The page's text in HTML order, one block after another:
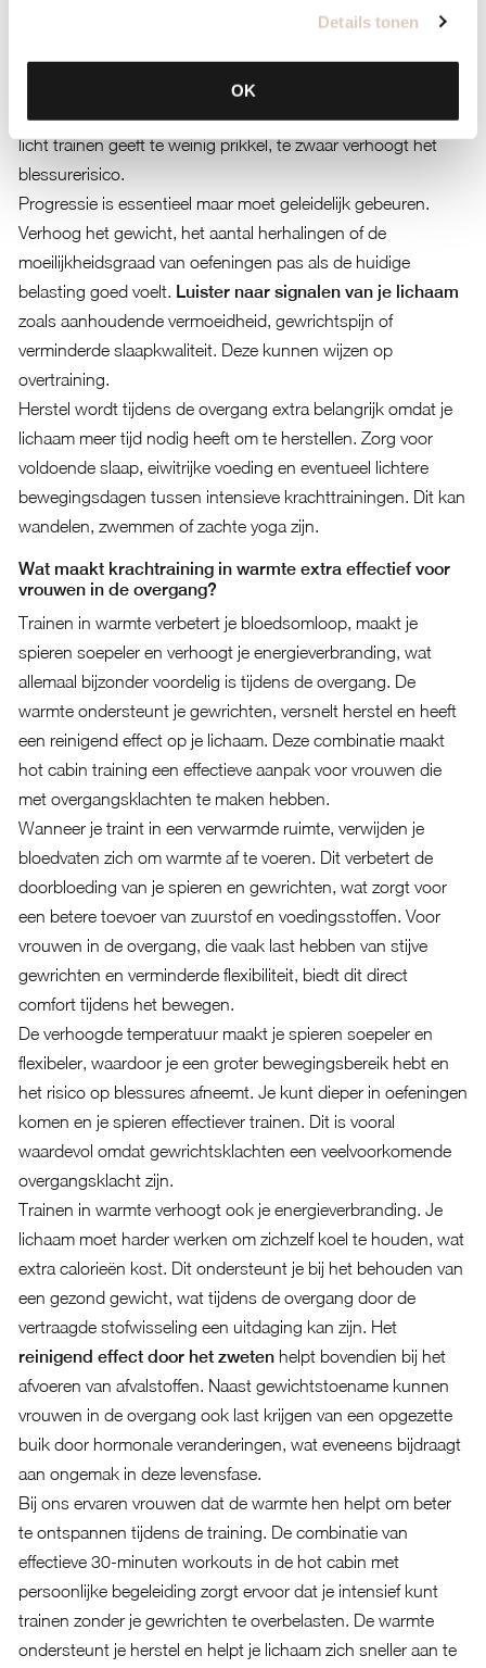
Details tonen
OK
laatste paar herhalingen zwaar aanvoelen, maar waarbij je
nog steeds de goede techniek kunt behouden. Dit betekent
meestal werken met gewichten waarmee je 8 tot 12
herhalingen kunt doen voordat je spieren vermoeid raken. Te
licht trainen geeft te weinig prikkel, te zwaar verhoogt het
blessurerisico.
Progressie is essentieel maar moet geleidelijk gebeuren.
Verhoog het gewicht, het aantal herhalingen of de
moeilijkheidsgraad van oefeningen pas als de huidige
belasting goed voelt. Luister naar signalen van je lichaam
zoals aanhoudende vermoeidheid, gewrichtspijn of
verminderde slaapkwaliteit. Deze kunnen wijzen op
overtraining.
Herstel wordt tijdens de overgang extra belangrijk omdat je
lichaam meer tijd nodig heeft om te herstellen. Zorg voor
voldoende slaap, eiwitrijke voeding en eventueel lichtere
bewegingsdagen tussen intensieve krachttrainingen. Dit kan
wandelen, zwemmen of zachte yoga zijn.
Wat maakt krachtraining in warmte extra effectief voor
vrouwen in de overgang?
Trainen in warmte verbetert je bloedsomloop, maakt je
spieren soepeler en verhoogt je energieverbranding, wat
allemaal bijzonder voordelig is tijdens de overgang. De
warmte ondersteunt je gewrichten, versnelt herstel en heeft
een reinigend effect op je lichaam. Deze combinatie maakt
hot cabin training een effectieve aanpak voor vrouwen die
met overgangsklachten te maken hebben.
Wanneer je traint in een verwarmde ruimte, verwijden je
bloedvaten zich om warmte af te voeren. Dit verbetert de
doorbloeding van je spieren en gewrichten, wat zorgt voor
een betere toevoer van zuurstof en voedingsstoffen. Voor
vrouwen in de overgang, die vaak last hebben van stijve
gewrichten en verminderde flexibiliteit, biedt dit direct
comfort tijdens het bewegen.
De verhoogde temperatuur maakt je spieren soepeler en
flexibeler, waardoor je een groter bewegingsbereik hebt en
het risico op blessures afneemt. Je kunt dieper in oefeningen
komen en je spieren effectiever trainen. Dit is vooral
waardevol omdat gewrichtsklachten een veelvoorkomende
overgangsklacht zijn.
Trainen in warmte verhoogt ook je energieverbranding. Je
lichaam moet harder werken om zichzelf koel te houden, wat
extra calorieën kost. Dit ondersteunt je bij het behouden van
een gezond gewicht, wat tijdens de overgang door de
vertraagde stofwisseling een uitdaging kan zijn. Het
reinigend effect door het zwetenhelpt bovendien bij het
afvoeren van afvalstoffen. Naast gewichtstoename kunnen
vrouwen in de overgang ook last krijgen van een opgezette
buik door hormonale veranderingen, wat eveneens bijdraagt
aan ongemak in deze levensfase.
Bij ons ervaren vrouwen dat de warmte hen helpt om beter
te ontspannen tijdens de training. De combinatie van
effectieve 30-minuten workouts in de hot cabin met
persoonlijke begeleiding zorgt ervoor dat je intensief kunt
trainen zonder je gewrichten te overbelasten. De warmte
ondersteunt je herstel en helpt je lichaam zich sneller aan te